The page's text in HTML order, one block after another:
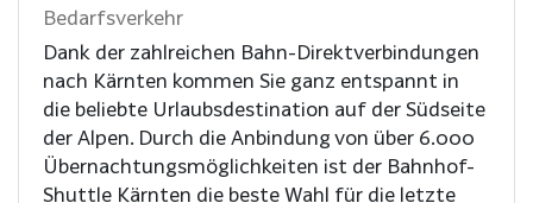
Bedarfsverkehr
Dank der zahlreichen Bahn-Direktverbindungen
nach Kärnten kommen Sie ganz entspannt in
die beliebte Urlaubsdestination auf der Südseite
der Alpen. Durch die Anbindung von über 6.000
Übernachtungsmöglichkeiten ist der Bahnhof-
Shuttle Kärnten die beste Wahl für die letzte